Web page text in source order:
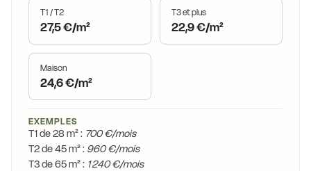
T1 / T2
27,5 €/m²
T3 et plus
22,9 €/m²
Maison
24,6 €/m²
EXEMPLES
T1 de 28 m² : 700 €/mois
T2 de 45 m² : 960 €/mois
T3 de 65 m² : 1 240 €/mois